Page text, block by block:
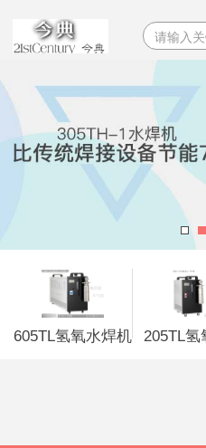
605TL氢氧水焊机 205TL氢